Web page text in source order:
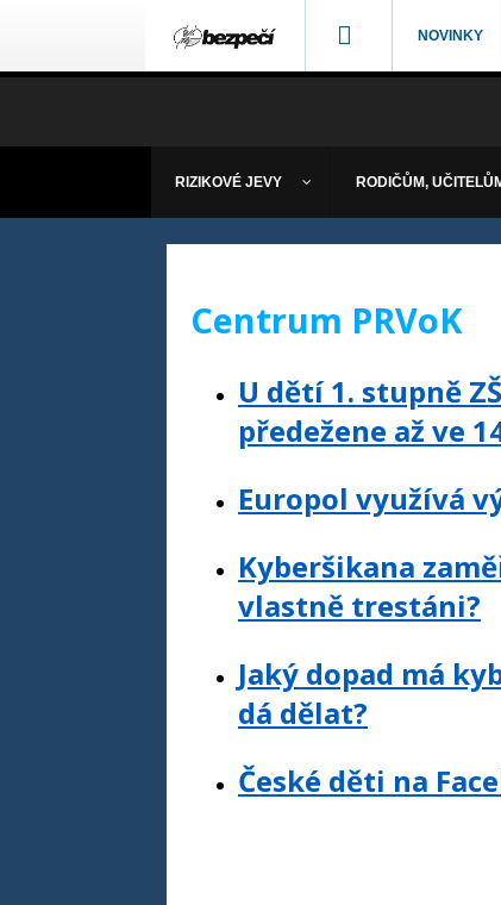
NOVINKY
RIZIKOVÉ JEVY RODIČŮM,
Centrum PRVoK
U dětí 1. stupně
předežene až ve
Europol využívá
Kyberšikana
vlastně trestáni?
Jaký dopad má
dá dělat?
České děti na